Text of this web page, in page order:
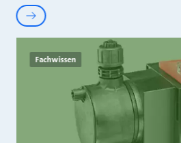
Fachwissen